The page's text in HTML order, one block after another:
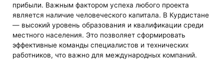
прибыли. Важным фактором успеха любого проекта
является наличие человеческого капитала. В Курдистане
— высокий уровень образования и квалификации среди
местного населения. Это позволяет сформировать
эффективные команды специалистов и технических
работников, что важно для международных компаний.